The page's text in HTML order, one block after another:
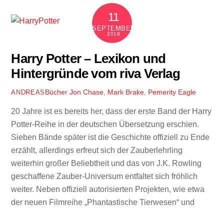
11
SEPTEMBER
2018
Harry Potter – Lexikon und
Hintergründe vom riva Verlag
ANDREAS Bücher Jon Chase, Mark Brake, Pemerity Eagle
20 Jahre ist es bereits her, dass der erste Band der Harry
Potter-Reihe in der deutschen Übersetzung erschien.
Sieben Bände später ist die Geschichte offiziell zu Ende
erzählt, allerdings erfreut sich der Zauberlehrling
weiterhin großer Beliebtheit und das von J.K. Rowling
geschaffene Zauber-Universum entfaltet sich fröhlich
weiter. Neben offiziell autorisierten Projekten, wie etwa
der neuen Filmreihe „Phantastische Tierwesen“ und